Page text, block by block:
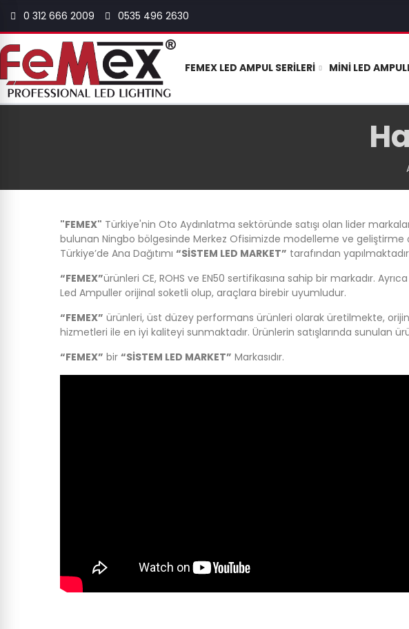
0 312 666 2009 0535 496 2630
FEMEX LED AMPUL SERILERI MINI LED
"FEMEX" Türkiye'nin Oto Aydınlatma sektöründe satışı olan lider
bulunan Ningbo bölgesinde Merkez Ofisimizde modelleme ve geliştirme
Türkiye’de Ana Dağıtımı “SİSTEM LED MARKET” tarafından
“FEMEX”ürünleri CE, ROHS ve EN50 sertifikasına sahip bir markadır.
Led Ampuller orijinal soketli olup, araçlara birebir uyumludur.
“FEMEX” ürünleri, üst düzey performans ürünleri olarak üretilmekte,
hizmetleri ile en iyi kaliteyi sunmaktadır. Ürünlerin satışlarında sunulan
“FEMEX” bir “SİSTEM LED MARKET” Markasıdır.